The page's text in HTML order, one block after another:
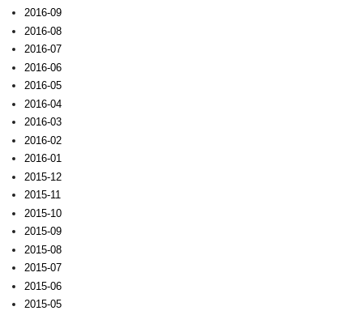
2016-09
2016-08
2016-07
2016-06
2016-05
2016-04
2016-03
2016-02
2016-01
2015-12
2015-11
2015-10
2015-09
2015-08
2015-07
2015-06
2015-05